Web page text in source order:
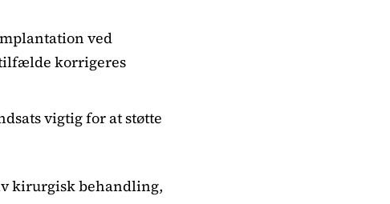
ved
korrigeres
vigtig for at støtte
kirurgisk behandling,